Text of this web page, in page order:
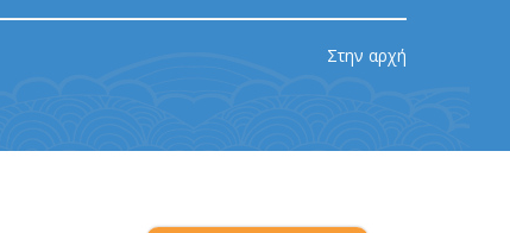
Στην αρχή